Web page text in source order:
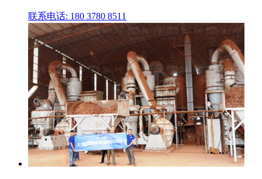
联系电话: 180 3780 8511